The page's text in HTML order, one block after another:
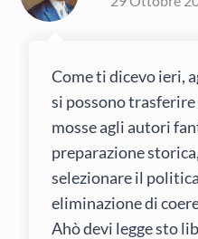
Come ti dicevo ieri,
si possono
mosse agli autori
preparazione
selezionare il
eliminazione di
Ahò devi legge sto